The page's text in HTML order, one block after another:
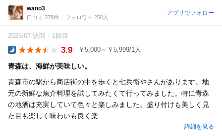
wano3
口コミ 378件 フォロワー 250人
アプリでフォロー
2025/07 訪問 1回目
3.9 ￥5,000～￥5,999/1人
青森は、海鮮が美味しい。
青森市の駅から商店街の中を歩くと七兵衛やさんがあります。地
元の新鮮な魚介料理を試してみたくて行ってみました。特に青森
の地酒は充実していて色々と楽しみました。盛り付けも美しく見
た目も楽しく味わいも良く楽...
詳細を見る